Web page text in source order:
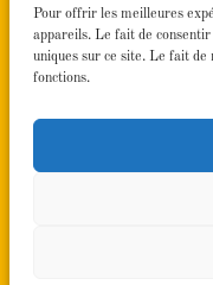
Pour offrir les meilleures
appareils. Le fait de
uniques sur ce site. Le fait
fonctions.